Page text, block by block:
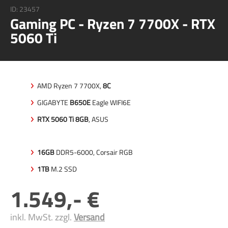
ID: 23457
Gaming PC - Ryzen 7 7700X - RTX
5060 Ti
AMD Ryzen 7 7700X,8C
GIGABYTE B650EEagle WIFI6E
RTX 5060 Ti 8GB, ASUS
16GBDDR5-6000, Corsair RGB
1TBM.2 SSD
1.549,-
inkl. MwSt. zzgl.Versand